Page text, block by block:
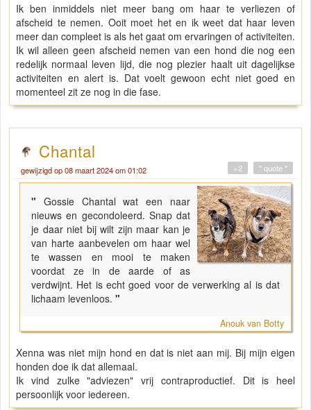
Ik ben inmiddels niet meer bang om haar te verliezen of
afscheid te nemen. Ooit moet het en ik weet dat haar leven
meer dan compleet is als het gaat om ervaringen of activiteiten.
Ik wil alleen geen afscheid nemen van een hond die nog een
redelijk normaal leven lijd, die nog plezier haalt uit dagelijkse
activiteiten en alert is. Dat voelt gewoon echt niet goed en
momenteel zit ze nog in die fase.
Chantal
gewijzigd op 08 maart 2024 om 01:02 " quote "
+2
" Gossie Chantal wat een naar
nieuws en gecondoleerd. Snap dat
je daar niet bij wilt zijn maar kan je
van harte aanbevelen om haar wel
te wassen en mooi te maken
voordat ze in de aarde of as
verdwijnt. Het is echt goed voor de verwerking al is dat
lichaam levenloos. "
Anouk van Botty
Xenna was niet mijn hond en dat is niet aan mij. Bij mijn eigen
honden doe ik dat allemaal.
Ik vind zulke "adviezen" vrij contraproductief. Dit is heel
persoonlijk voor iedereen.